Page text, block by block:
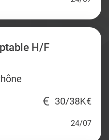
H/F
30/38K€
24/07